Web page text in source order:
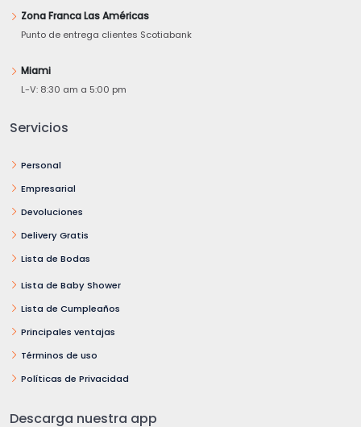
Zona Franca Las Américas
Punto de entrega clientes Scotiabank
Miami
L-V: 8:30 am a 5:00 pm
Servicios
Personal
Empresarial
Devoluciones
Delivery Gratis
Lista de Bodas
Lista de Baby Shower
Lista de Cumpleaños
Principales ventajas
Términos de uso
Políticas de Privacidad
Descarga nuestra app